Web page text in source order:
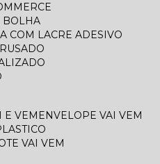
BOLHA
COM LACRE ADESIVO
E VEM
ENVELOPE VAI VEM
VAI VEM